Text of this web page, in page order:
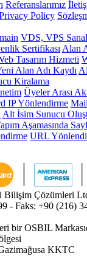
Referanslarımız
Policy
VDS, VPS
Sertifikası Alan
Tasarım Hizmeti
Alan Adı Kaydı
Kiralama
Üyeler Arası
IP Yönlendirme
Alt İsim Sunucu
Aşamasında
URL
Bilişim Çözümleri
- Faks: +90 (216)
bir OSBIL
KKTC